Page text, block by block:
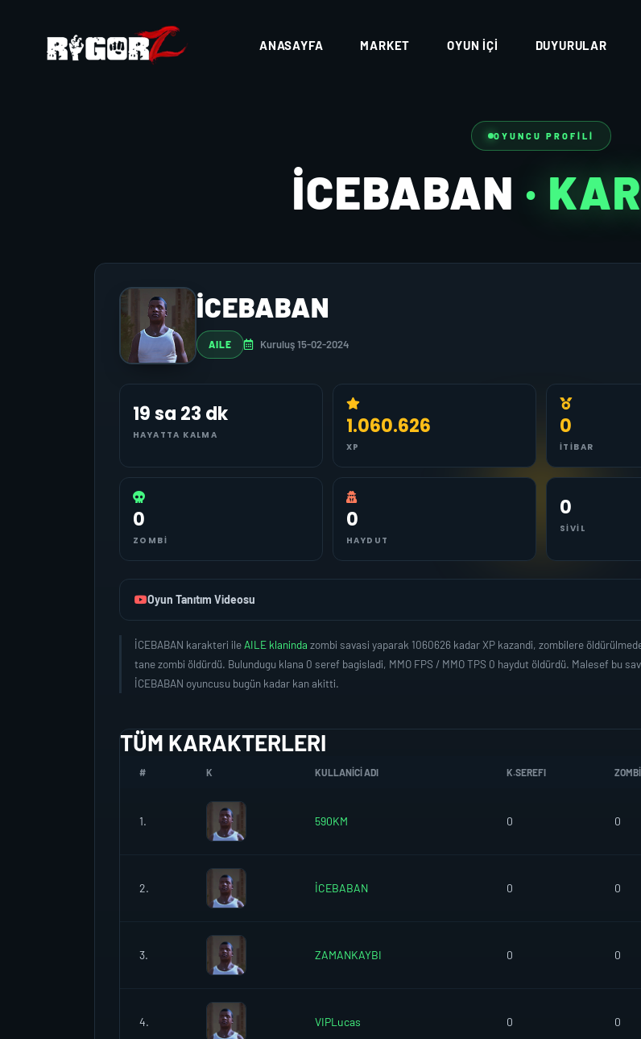
ANASAYFA MARKET OYUN İÇI DUYURULAR
OYUNCU PROFILI
İCEBABAN ·
İCEBABAN
AILE Kuruluş 15-02-2024
19 sa 23 dk
HAYATTA KALMA 1.060.626
XP
0
İTIBAR
0
ZOMBI
0
HAYDUT
0
SIVIL
Oyun Tanıtım Videosu
İCEBABAN karakteri ileAILE klaninda zombi savasi yaparak 1060626 kadar XP kazandi, zombilere
tane zombi öldürdü. Bulundugu klana 0 seref bagisladi, MMO FPS / MMO TPS 0 haydut öldürdü. Malesef bu
İCEBABAN oyuncusu bugün kadar kan akitti.
TÜM KARAKTERLERI
# K KULLANICI ADI K.SEREFI ZOMBI
1. 590KM 0 0
2. İCEBABAN 0 0
3. ZAMANKAYBI 0 0
4. VIPLucas 0 0